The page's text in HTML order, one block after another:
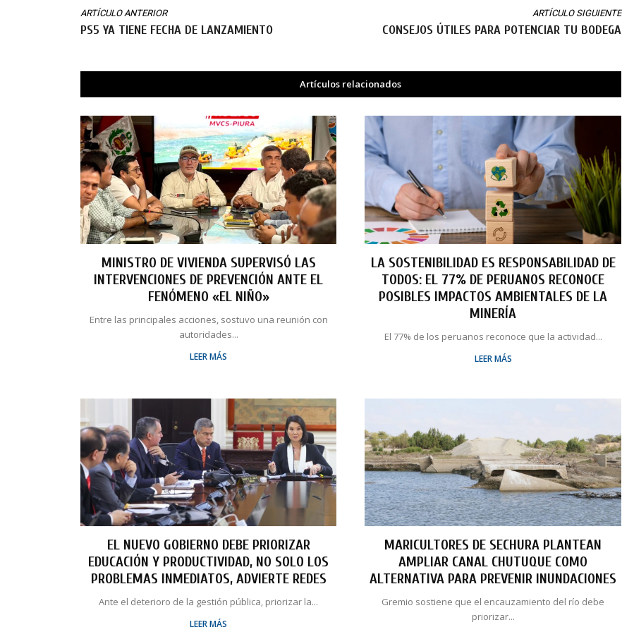
ARTÍCULO ANTERIOR
PS5 YA TIENE FECHA DE LANZAMIENTO
ARTÍCULO SIGUIENTE
CONSEJOS ÚTILES PARA POTENCIAR TU BODEGA
Artículos relacionados
MINISTRO DE VIVIENDA SUPERVISÓ LAS
INTERVENCIONES DE PREVENCIÓN ANTE EL
FENÓMENO «EL NIÑO»
Entre las principales acciones, sostuvo una reunión con
autoridades...
LEER MÁS
LA SOSTENIBILIDAD ES RESPONSABILIDAD DE
TODOS: EL 77% DE PERUANOS RECONOCE
POSIBLES IMPACTOS AMBIENTALES DE LA
MINERÍA
El 77% de los peruanos reconoce que la actividad...
LEER MÁS
EL NUEVO GOBIERNO DEBE PRIORIZAR
EDUCACIÓN Y PRODUCTIVIDAD, NO SOLO LOS
PROBLEMAS INMEDIATOS, ADVIERTE REDES
Ante el deterioro de la gestión pública, priorizar la...
LEER MÁS
MARICULTORES DE SECHURA PLANTEAN
AMPLIAR CANAL CHUTUQUE COMO
ALTERNATIVA PARA PREVENIR INUNDACIONES
Gremio sostiene que el encauzamiento del río debe
priorizar...